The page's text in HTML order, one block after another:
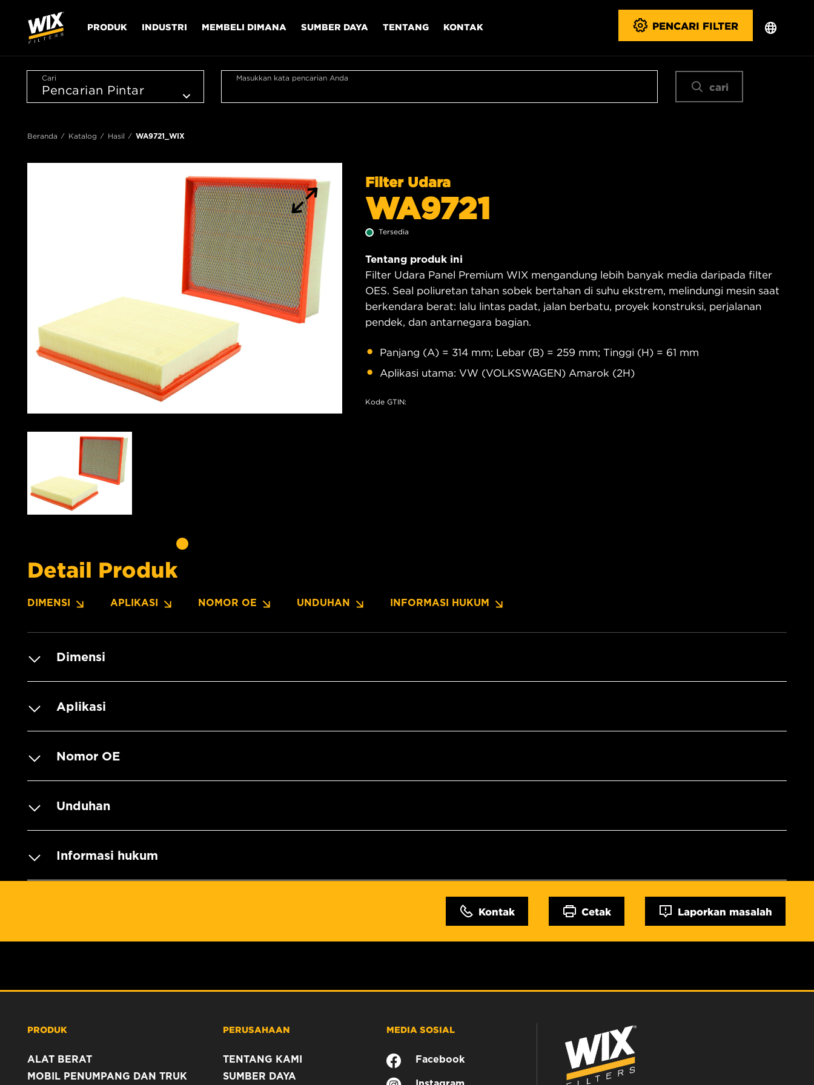
PRODUK INDUSTRI MEMBELI DIMANA SUMBER DAYA TENTANG KONTAK PENCARI FILTER
Cari Masukkan kata pencarian Anda
cari
Beranda Katalog Hasil WA9721_WIX
Filter Udara
WA9721
Tersedia
Tentang produk ini
Filter Udara Panel Premium WIX mengandung lebih banyak media daripada filter
OES. Seal poliuretan tahan sobek bertahan di suhu ekstrem, melindungi mesin saat
berkendara berat: lalu lintas padat, jalan berbatu, proyek konstruksi, perjalanan
pendek, dan antarnegara bagian.
Panjang (A) = 314 mm; Lebar (B) = 259 mm; Tinggi (H) = 61 mm
Aplikasi utama: VW (VOLKSWAGEN) Amarok (2H)
Kode GTIN:
Detail Produk
DIMENSI APLIKASI NOMOR OE UNDUHAN INFORMASI HUKUM
Dimensi
Aplikasi
Nomor OE
Unduhan
Informasi hukum
Kontak Cetak Laporkan masalah
PRODUK
ALAT BERAT
MOBIL PENUMPANG DAN TRUK
PERUSAHAAN
TENTANG KAMI
SUMBER DAYA
MEDIA SOSIAL
Facebook